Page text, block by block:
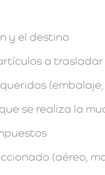
y el destino
a trasladar
se realiza la
(aéreo,